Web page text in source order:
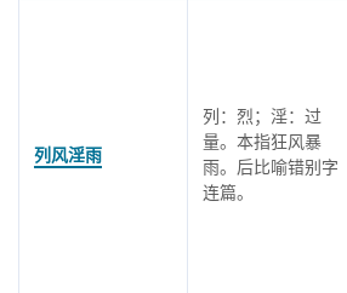
列风淫雨
列：烈；淫：过
量。本指狂风暴
雨。后比喻错别字
连篇。